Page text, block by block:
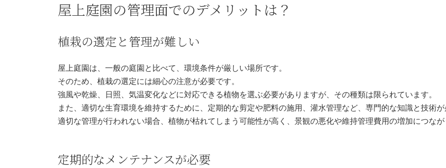
屋上庭園の管理面でのデメリットは？
植栽の選定と管理が難しい
屋上庭園は、一般の庭園と比べて、環境条件が厳しい場所です。
そのため、植栽の選定には細心の注意が必要です。
強風や乾燥、日照、気温変化などに対応できる植物を選ぶ必要がありますが、その種類は限られています。
また、適切な生育環境を維持するために、定期的な剪定や肥料の施用、灌水管理など、専門的な知識と技術が
適切な管理が行われない場合、植物が枯れてしまう可能性が高く、景観の悪化や維持管理費用の増加につなが
定期的なメンテナンスが必要